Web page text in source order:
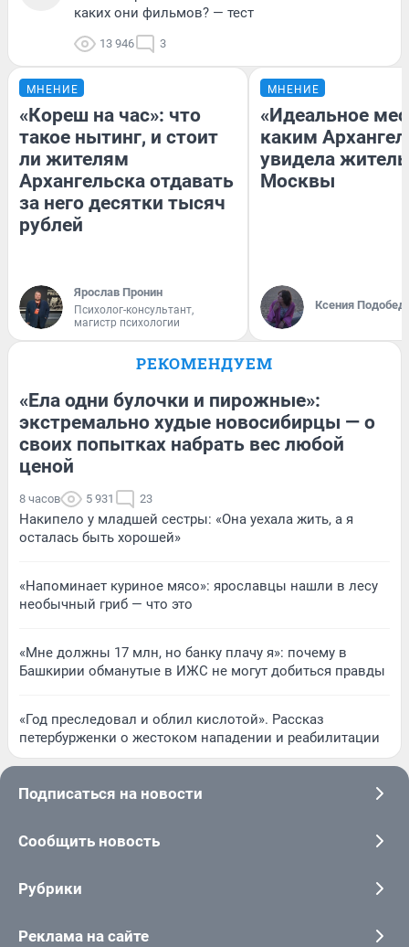
каких они фильмов? — тест
13 946 3
МНЕНИЕ
«Кореш на час»: что
такое нытинг, и стоит
ли жителям
Архангельска отдавать
за него десятки тысяч
рублей
Ярослав Пронин
Психолог-консультант,
магистр психологии
МНЕНИЕ
«Идеальное
каким
увидела
Москвы
Ксения
РЕКОМЕНДУЕМ
«Ела одни булочки и пирожные»:
экстремально худые новосибирцы — о
своих попытках набрать вес любой
ценой
8 часов 5 931 23
Накипело у младшей сестры: «Она уехала жить, а я
осталась быть хорошей»
«Напоминает куриное мясо»: ярославцы нашли в лесу
необычный гриб — что это
«Мне должны 17 млн, но банку плачу я»: почему в
Башкирии обманутые в ИЖС не могут добиться правды
«Год преследовал и облил кислотой». Рассказ
петербурженки о жестоком нападении и реабилитации
Подписаться на новости
Сообщить новость
Рубрики
Реклама на сайте